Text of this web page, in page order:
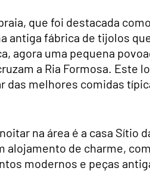
que foi destacada
antiga fábrica de tijolos
agora uma pequena
a Ria Formosa. Este
das melhores comidas
na área é a casa Sítio
de charme,
modernos e peças